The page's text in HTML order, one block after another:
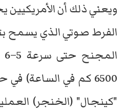
ويعني ذلك أن
الفرط صوتي الذي يسمح
6500 كم في الساعة)